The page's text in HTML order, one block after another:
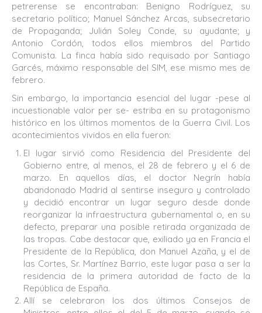
petrerense se encontraban: Benigno Rodríguez, su
secretario político; Manuel Sánchez Arcas, subsecretario
de Propaganda; Julián Soley Conde, su ayudante; y
Antonio Cordón, todos ellos miembros del Partido
Comunista. La finca había sido requisado por Santiago
Garcés, máximo responsable del SIM, ese mismo mes de
febrero.
Sin embargo, la importancia esencial del lugar -pese al
incuestionable valor per se- estriba en su protagonismo
histórico en los últimos momentos de la Guerra Civil. Los
acontecimientos vividos en ella fueron:
El lugar sirvió como Residencia del Presidente del
Gobierno entre, al menos, el 28 de febrero y el 6 de
marzo. En aquellos días, el doctor Negrín había
abandonado Madrid al sentirse inseguro y controlado
y decidió encontrar un lugar seguro desde donde
reorganizar la infraestructura gubernamental o, en su
defecto, preparar una posible retirada organizada de
las tropas. Cabe destacar que, exiliado ya en Francia el
Presidente de la República, don Manuel Azaña, y el de
las Cortes, Sr. Martínez Barrio, este lugar pasa a ser la
residencia de la primera autoridad de facto de la
República de España.
Allí se celebraron los dos últimos Consejos de